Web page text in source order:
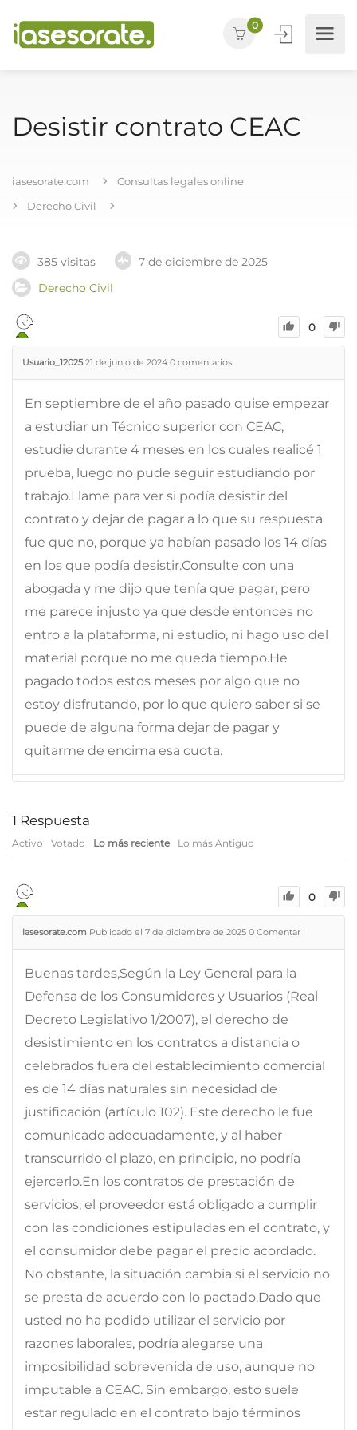
0
Desistir contrato CEAC
iasesorate.com
Consultas legales online
Derecho Civil
385 visitas
7 de diciembre de 2025
Derecho Civil
0
Usuario_12025 21 de junio de 2024 0 comentarios
En septiembre de el año pasado quise empezar
a estudiar un Técnico superior con CEAC,
estudie durante 4 meses en los cuales realicé 1
prueba, luego no pude seguir estudiando por
trabajo.Llame para ver si podía desistir del
contrato y dejar de pagar a lo que su respuesta
fue que no, porque ya habían pasado los 14 días
en los que podía desistir.Consulte con una
abogada y me dijo que tenía que pagar, pero
me parece injusto ya que desde entonces no
entro a la plataforma, ni estudio, ni hago uso del
material porque no me queda tiempo.He
pagado todos estos meses por algo que no
estoy disfrutando, por lo que quiero saber si se
puede de alguna forma dejar de pagar y
quitarme de encima esa cuota.
1 Respuesta
Activo Votado Lo más reciente Lo más Antiguo
0
iasesorate.com Publicado el 7 de diciembre de 2025 0 Comentar
Buenas tardes,Según la Ley General para la
Defensa de los Consumidores y Usuarios (Real
Decreto Legislativo 1/2007), el derecho de
desistimiento en los contratos a distancia o
celebrados fuera del establecimiento comercial
es de 14 días naturales sin necesidad de
justificación (artículo 102). Este derecho le fue
comunicado adecuadamente, y al haber
transcurrido el plazo, en principio, no podría
ejercerlo.En los contratos de prestación de
servicios, el proveedor está obligado a cumplir
con las condiciones estipuladas en el contrato, y
el consumidor debe pagar el precio acordado.
No obstante, la situación cambia si el servicio no
se presta de acuerdo con lo pactado.Dado que
usted no ha podido utilizar el servicio por
razones laborales, podría alegarse una
imposibilidad sobrevenida de uso, aunque no
imputable a CEAC. Sin embargo, esto suele
estar regulado en el contrato bajo términos